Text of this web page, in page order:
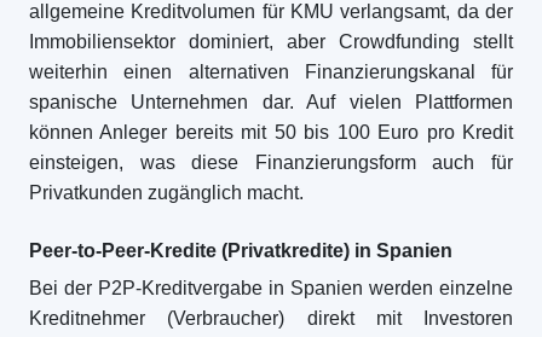
allgemeine Kreditvolumen für KMU verlangsamt, da der
Immobiliensektor dominiert, aber Crowdfunding stellt
weiterhin einen alternativen Finanzierungskanal für
spanische Unternehmen dar. Auf vielen Plattformen
können Anleger bereits mit 50 bis 100 Euro pro Kredit
einsteigen, was diese Finanzierungsform auch für
Privatkunden zugänglich macht.
Peer-to-Peer-Kredite (Privatkredite) in Spanien
Bei der P2P-Kreditvergabe in Spanien werden einzelne
Kreditnehmer (Verbraucher) direkt mit Investoren